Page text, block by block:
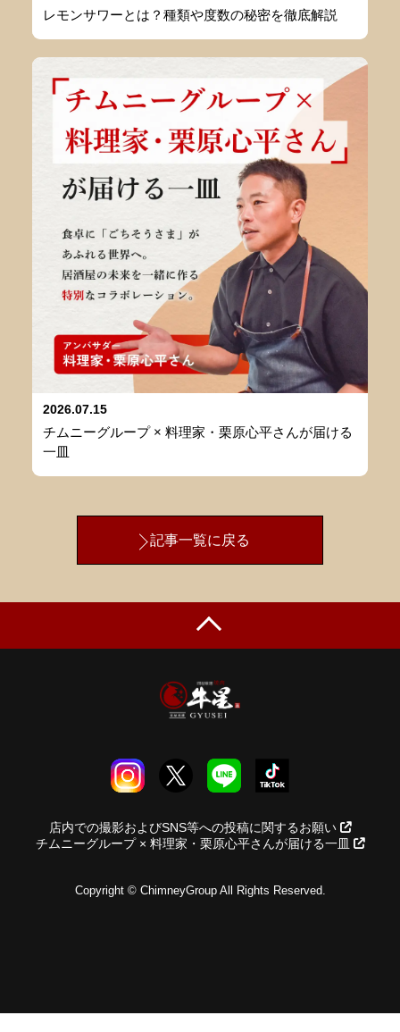
レモンサワーとは？種類や度数の秘密を徹底解説
2026.07.15
チムニーグループ × 料理家・栗原心平さんが届ける
一皿
記事一覧に戻る
店内での撮影およびSNS等への投稿に関するお願い
チムニーグループ × 料理家・栗原心平さんが届ける一皿
Copyright © ChimneyGroup All Rights Reserved.